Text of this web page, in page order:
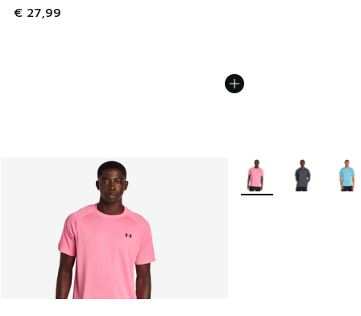
€ 27,99
Plus de couleurs